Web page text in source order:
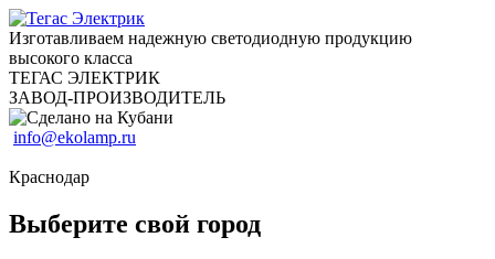
Изготавливаем надежную светодиодную продукцию
высокого класса
ТЕГАС ЭЛЕКТРИК
ЗАВОД-ПРОИЗВОДИТЕЛЬ
info@ekolamp.ru
Краснодар
Выберите свой город